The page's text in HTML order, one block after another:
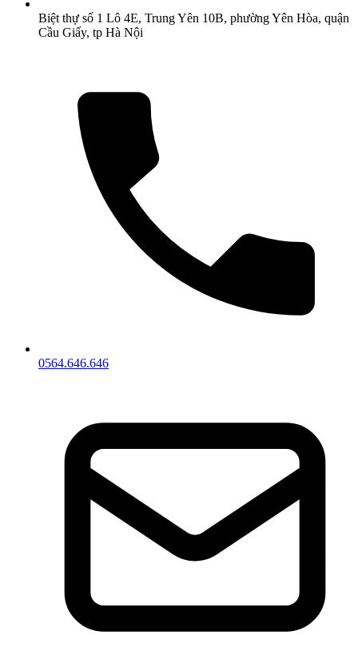
Biệt thự số 1 Lô 4E, Trung Yên 10B, phường Yên Hòa, quận
Cầu Giấy, tp Hà Nội
0564.646.646